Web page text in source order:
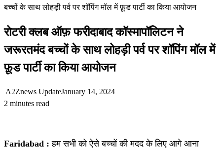
बच्चों के साथ लोहड़ी पर्व पर शॉपिंग मॉल में फ़ूड पार्टी का किया आयोजन
रोटरी क्लब ऑफ़ फरीदाबाद कॉस्मापॉलिटन ने
जरूरतमंद बच्चों के साथ लोहड़ी पर्व पर शॉपिंग मॉल में
फ़ूड पार्टी का किया आयोजन
A2Znews UpdateJanuary 14, 2024
2 minutes read
Faridabad : हम सभी को ऐसे बच्चों की मदद के लिए आगे आना